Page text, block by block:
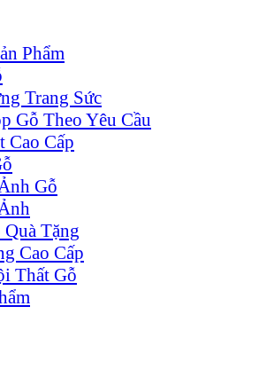
Phẩm
Trang Sức
Gỗ Theo Yêu Cầu
Cao Cấp
Gỗ
Tặng
Cao Cấp
Thất Gỗ